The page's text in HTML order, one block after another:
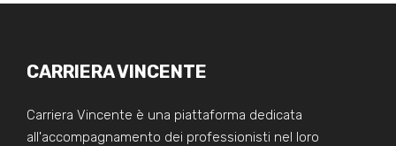
CARRIERA VINCENTE
Carriera Vincente è una piattaforma dedicata
all'accompagnamento dei professionisti nel loro